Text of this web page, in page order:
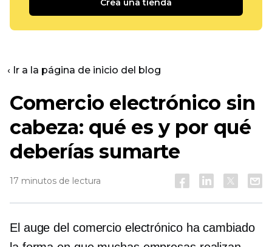
Crea una tienda
‹ Ir a la página de inicio del blog
Comercio electrónico sin
cabeza: qué es y por qué
deberías sumarte
17 minutos de lectura
El auge del comercio electrónico ha cambiado